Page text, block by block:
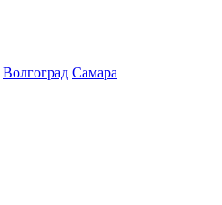
Волгоград Самара